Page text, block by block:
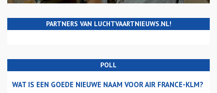
PARTNERS VAN LUCHTVAARTNIEUWS.NL!
POLL
WAT IS EEN GOEDE NIEUWE NAAM VOOR AIR FRANCE-KLM?